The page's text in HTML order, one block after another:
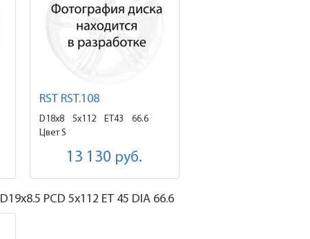
RST RST.108
D18x8 5x112 ET43
66.6
Цвет S
13 130 руб.
D19x8.5 PCD 5x112 ET 45 DIA 66.6